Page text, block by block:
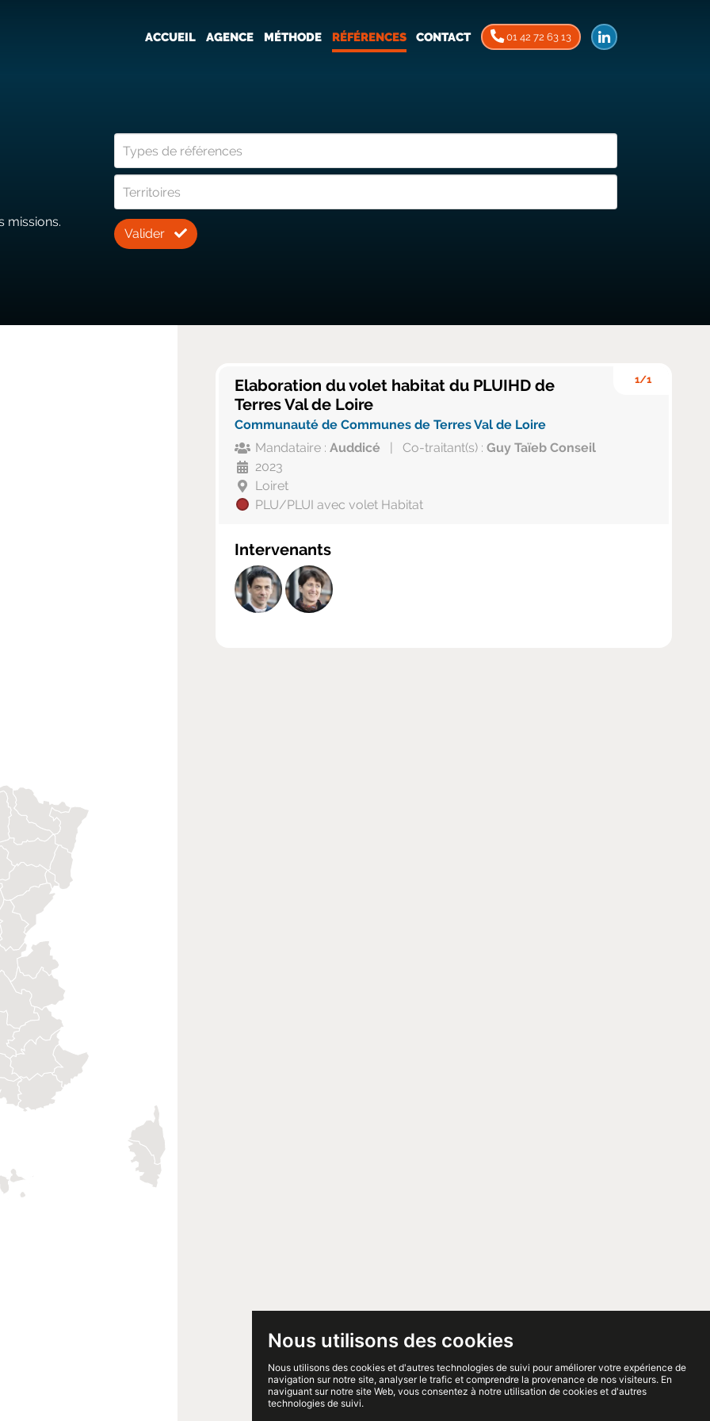
Nous utilisons des cookies
Nous utilisons des cookies et d'autres technologies de suivi pour améliorer votre expérience de
navigation sur notre site, analyser le trafic et comprendre la provenance de nos visiteurs. En
naviguant sur notre site Web, vous consentez à notre utilisation de cookies et d'autres
technologies de suivi.
ACCUEIL AGENCE MÉTHODE RÉFÉRENCES CONTACT 01 42 72 63 13
missions.
Valider
1/1
Elaboration du volet habitat du PLUIHD de
Terres Val de Loire
Communauté de Communes de Terres Val de Loire
Mandataire : Auddicé | Co-traitant(s) : Guy Taïeb Conseil
2023
Loiret
PLU/PLUI avec volet Habitat
Intervenants